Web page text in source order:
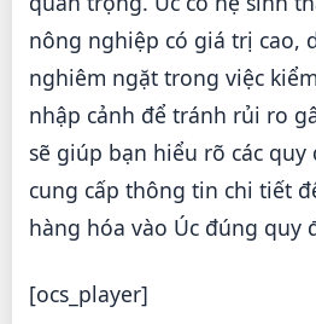
nông nghiệp có giá trị cao,
nghiêm ngặt trong việc
nhập cảnh để tránh rủi ro
sẽ giúp bạn hiểu rõ các
cung cấp thông tin chi tiết
hàng hóa vào Úc đúng quy
[ocs_player]